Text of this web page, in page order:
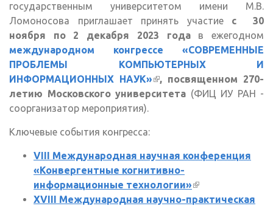
государственным университетом имени М.В.
Ломоносова приглашает принять участие с 30
ноября по 2 декабря 2023 годав ежегодном
международном конгрессе «СОВРЕМЕННЫЕ
ПРОБЛЕМЫ КОМПЬЮТЕРНЫХ И
ИНФОРМАЦИОННЫХ НАУК»(внешняя ссылка)
, посвященном 270-
летию Московского университета (ФИЦ ИУ РАН -
соорганизатор мероприятия).
Ключевые события конгресса:
VIII Международная научная конференция
«Конвергентные когнитивно-
информационные технологии»(внешняя
ссылка)
XVIII Международная научно-практическая